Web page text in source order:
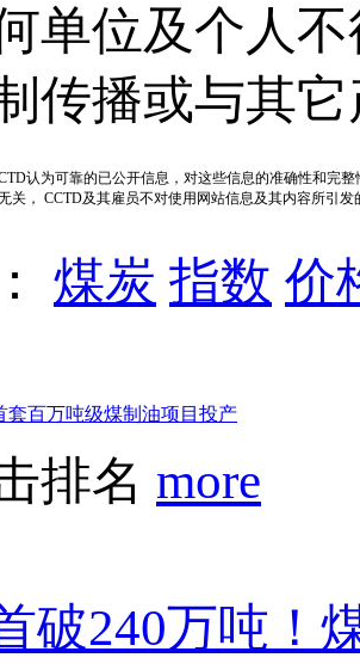
单位及个人
传播或与其
认为可靠的已公开信息，对这些信息的准确性和完
关， CCTD及其雇员不对使用网站信息及其内容所引
煤炭 指数 价
套百万吨级煤制油项目投产
排名 more
破240万吨！